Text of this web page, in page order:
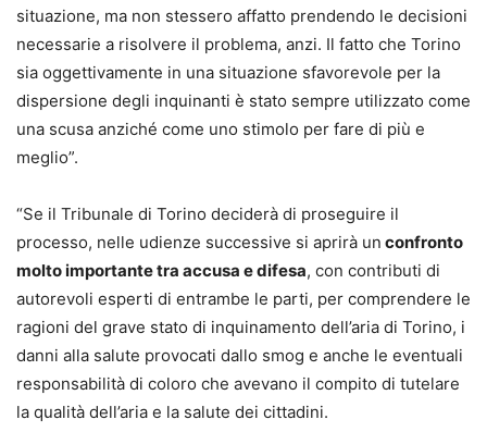
situazione, ma non stessero affatto prendendo le decisioni
necessarie a risolvere il problema, anzi. Il fatto che Torino
sia oggettivamente in una situazione sfavorevole per la
dispersione degli inquinanti è stato sempre utilizzato come
una scusa anziché come uno stimolo per fare di più e
meglio”.
“Se il Tribunale di Torino deciderà di proseguire il
processo, nelle udienze successive si aprirà un confronto
molto importante tra accusa e difesa, con contributi di
autorevoli esperti di entrambe le parti, per comprendere le
ragioni del grave stato di inquinamento dell’aria di Torino, i
danni alla salute provocati dallo smog e anche le eventuali
responsabilità di coloro che avevano il compito di tutelare
la qualità dell’aria e la salute dei cittadini.